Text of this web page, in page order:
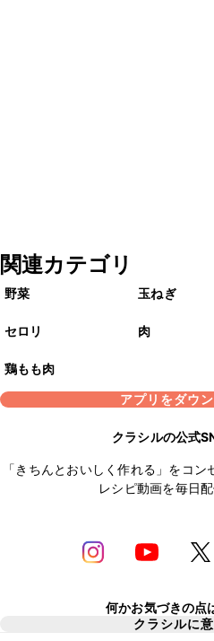
関連カテゴリ
野菜 玉ねぎ
セロリ 肉
鶏もも肉
アプリをダウ
クラシルの公式
「きちんとおいしく作れる」をコ
レシピ動画を毎日
何かお気づきの点
クラシルに